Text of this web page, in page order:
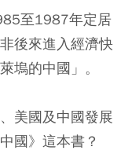
至1987年定居
後來進入經濟快
塢的中國」。
美國及中國發展
國》這本書？